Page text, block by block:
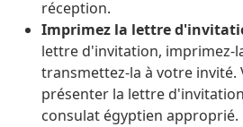
réception.
Imprimez la lettre
lettre d'invitation, imprimez-
transmettez-la à votre
présenter la lettre
consulat égyptien approprié.